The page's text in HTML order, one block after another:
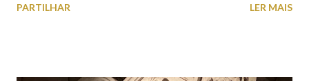
cobres entre muitos outros. Horário de funcionamento | Verão
PARTILHAR LER MAIS